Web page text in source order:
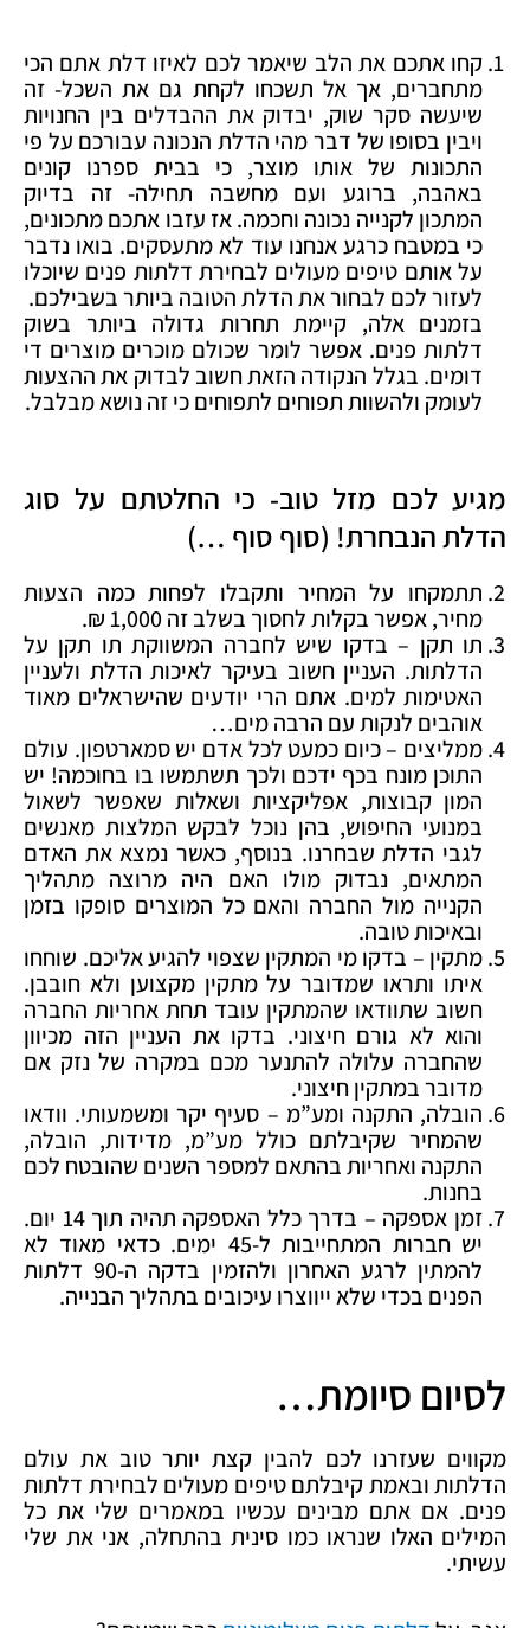
קחו אתכם את הלב שיאמר לכם לאיזו דלת אתם הכי
מתחברים, אך אל תשכחו לקחת גם את השכל- זה
שיעשה סקר שוק, יבדוק את ההבדלים בין החנויות
ויבין בסופו של דבר מהי הדלת הנכונה עבורכם על פי
התכונות של אותו מוצר, כי בבית ספרנו קונים
באהבה, ברוגע ועם מחשבה תחילה- זה בדיוק
המתכון לקנייה נכונה וחכמה. אז עזבו אתכם מתכונים,
כי במטבח כרגע אנחנו עוד לא מתעסקים. בואו נדבר
על אותם טיפים מעולים לבחירת דלתות פנים שיוכלו
לעזור לכם לבחור את הדלת הטובה ביותר בשבילכם.
בזמנים אלה, קיימת תחרות גדולה ביותר בשוק
דלתות פנים. אפשר לומר שכולם מוכרים מוצרים די
דומים. בגלל הנקודה הזאת חשוב לבדוק את ההצעות
לעומק ולהשוות תפוחים לתפוחים כי זה נושא מבלבל.
מגיע לכם מזל טוב- כי החלטתם על סוג
הדלת הנבחרת! (סוף סוף …)
תתמקחו על המחיר ותקבלו לפחות כמה הצעות
מחיר, אפשר בקלות לחסוך בשלב זה 1,000 ₪.
תו תקן – בדקו שיש לחברה המשווקת תו תקן על
הדלתות. העניין חשוב בעיקר לאיכות הדלת ולעניין
האטימות למים. אתם הרי יודעים שהישראלים מאוד
אוהבים לנקות עם הרבה מים…
ממליצים – כיום כמעט לכל אדם יש סמארטפון. עולם
התוכן מונח בכף ידכם ולכך תשתמשו בו בחוכמה! יש
המון קבוצות, אפליקציות ושאלות שאפשר לשאול
במנועי החיפוש, בהן נוכל לבקש המלצות מאנשים
לגבי הדלת שבחרנו. בנוסף, כאשר נמצא את האדם
המתאים, נבדוק מולו האם היה מרוצה מתהליך
הקנייה מול החברה והאם כל המוצרים סופקו בזמן
ובאיכות טובה.
מתקין – בדקו מי המתקין שצפוי להגיע אליכם. שוחחו
איתו ותראו שמדובר על מתקין מקצוען ולא חובבן.
חשוב שתוודאו שהמתקין עובד תחת אחריות החברה
והוא לא גורם חיצוני. בדקו את העניין הזה מכיוון
שהחברה עלולה להתנער מכם במקרה של נזק אם
מדובר במתקין חיצוני.
הובלה, התקנה ומע”מ – סעיף יקר ומשמעותי. וודאו
שהמחיר שקיבלתם כולל מע”מ, מדידות, הובלה,
התקנה ואחריות בהתאם למספר השנים שהובטח לכם
בחנות.
זמן אספקה – בדרך כלל האספקה תהיה תוך 14 יום.
יש חברות המתחייבות ל-45 ימים. כדאי מאוד לא
להמתין לרגע האחרון ולהזמין בדקה ה-90 דלתות
הפנים בכדי שלא ייווצרו עיכובים בתהליך הבנייה.
לסיום סיומת…
מקווים שעזרנו לכם להבין קצת יותר טוב את עולם
הדלתות ובאמת קיבלתם טיפים מעולים לבחירת דלתות
פנים. אם אתם מבינים עכשיו במאמרים שלי את כל
המילים האלו שנראו כמו סינית בהתחלה, אני את שלי
עשיתי.